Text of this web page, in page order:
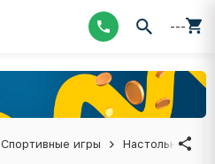
---
Спортивные игры Настольные